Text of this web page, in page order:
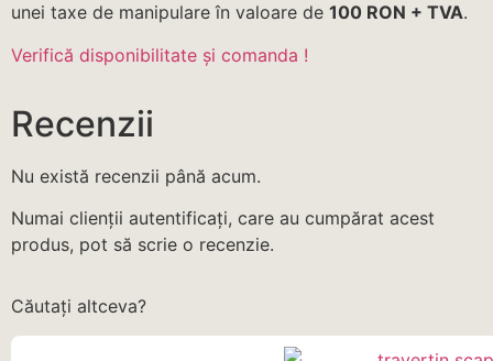
unei taxe de manipulare în valoare de 100 RON + TVA.
Verifică disponibilitate și comanda !
Recenzii
Nu există recenzii până acum.
Numai clienții autentificați, care au cumpărat acest
produs, pot să scrie o recenzie.
Căutați altceva?